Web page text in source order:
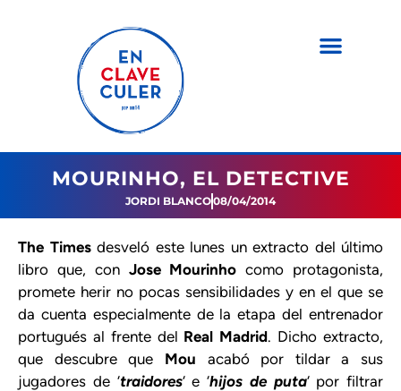
MOURINHO, EL DETECTIVE
JORDI BLANCO08/04/2014
The Timesdesveló este lunes un extracto del último
libro que, con Jose Mourinho como protagonista,
promete herir no pocas sensibilidades y en el que se
da cuenta especialmente de la etapa del entrenador
portugués al frente del Real Madrid. Dicho extracto,
que descubre que Mou acabó por tildar a sus
jugadores de ‘traidores‘ e ‘hijos de puta‘ por filtrar